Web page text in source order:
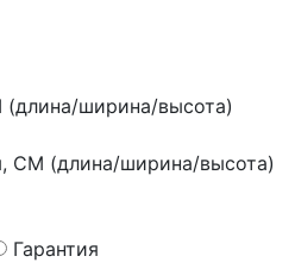
(длина/ширина/высота)
СМ (длина/ширина/высота)
Гарантия